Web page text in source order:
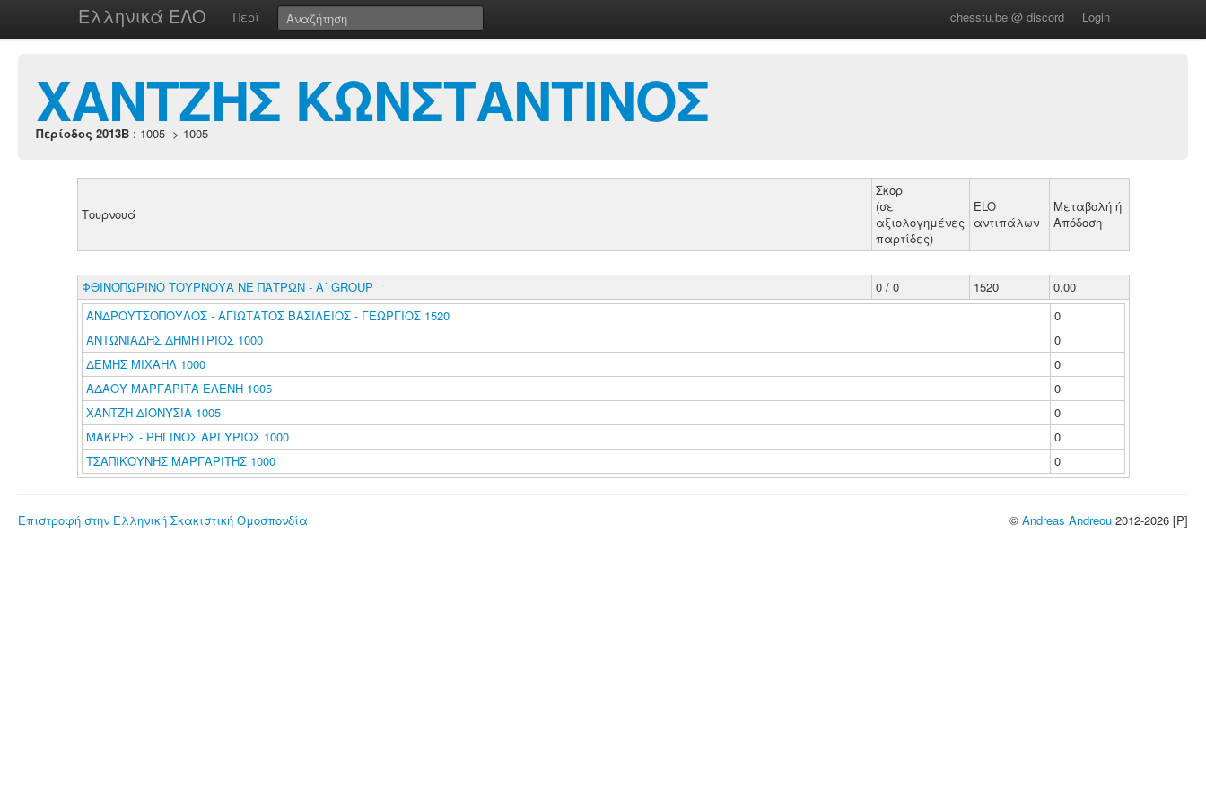
Ελληνικά ΕΛΟ Περί chesstu.be @ discord Login
ΧΑΝΤΖΗΣ ΚΩΝΣΤΑΝΤΙΝΟΣ
Περίοδος 2013B : 1005 -> 1005
Τουρνουά
Σκορ
(σε
αξιολογημένες
παρτίδες)
ELO
αντιπάλων
Μεταβολή ή
Απόδοση
ΦΘΙΝΟΠΩΡΙΝΟ ΤΟΥΡΝΟΥΑ ΝΕ ΠΑΤΡΩΝ - Α΄ GROUP 0 / 0 1520
0.00
ΑΝΔΡΟΥΤΣΟΠΟΥΛΟΣ - ΑΓΙΩΤΑΤΟΣ ΒΑΣΙΛΕΙΟΣ - ΓΕΩΡΓΙΟΣ 1520
0
ΑΝΤΩΝΙΑΔΗΣ ΔΗΜΗΤΡΙΟΣ 1000
0
ΔΕΜΗΣ ΜΙΧΑΗΛ 1000
0
ΑΔΑΟΥ ΜΑΡΓΑΡΙΤΑ ΕΛΕΝΗ 1005
0
ΧΑΝΤΖΗ ΔΙΟΝΥΣΙΑ 1005
0
ΜΑΚΡΗΣ - ΡΗΓΙΝΟΣ ΑΡΓΥΡΙΟΣ 1000
0
ΤΣΑΠΙΚΟΥΝΗΣ ΜΑΡΓΑΡΙΤΗΣ 1000
0
Επιστροφή στην Ελληνική Σκακιστική Ομοσπονδία © Andreas Andreou 2012-2026 [P]